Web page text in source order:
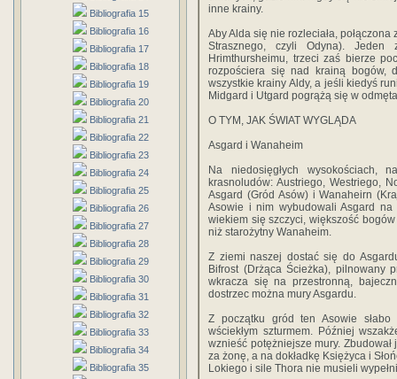
Bibliografia 15
Bibliografia 16
Bibliografia 17
Bibliografia 18
Bibliografia 19
Bibliografia 20
Bibliografia 21
Bibliografia 22
Bibliografia 23
Bibliografia 24
Bibliografia 25
Bibliografia 26
Bibliografia 27
Bibliografia 28
Bibliografia 29
Bibliografia 30
Bibliografia 31
Bibliografia 32
Bibliografia 33
Bibliografia 34
Bibliografia 35
inne krainy.
Aby Alda się nie rozleciała,
Strasznego, czyli Odyna).
Hrimthursheimu, trzeci zaś bierze
rozpościera się nad krainą bogów,
wszystkie krainy Aldy, a jeśli kiedyś
Midgard i Utgard pogrążą się w
O TYM, JAK ŚWIAT WYGLĄDA
Asgard i Wanaheim
Na niedosięgłych wysokościach,
krasnoludów: Austriego, Westriego,
Asgard (Gród Asów) i Wanaheirn
Asowie i nim wybudowali Asgard
wiekiem się szczyci, większość
niż starożytny Wanaheim.
Z ziemi naszej dostać się do
Bifrost (Drżąca Ścieżka), pilnowany
wkracza się na przestronną,
dostrzec można mury Asgardu.
Z początku gród ten Asowie
wściekłym szturmem. Później
wznieść potężniejsze mury.
za żonę, a na dokładkę Księżyca i
Lokiego i sile Thora nie musieli